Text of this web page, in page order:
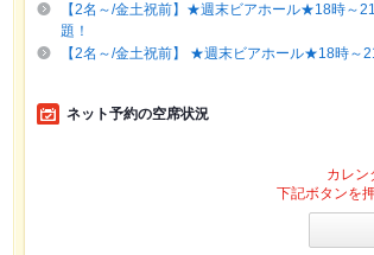
【2名～/金土祝前】★週末ビアホール★18時～
題！
【2名～/金土祝前】 ★週末ビアホール★18時～
ネット予約の空席状況
カレン
下記ボタンを